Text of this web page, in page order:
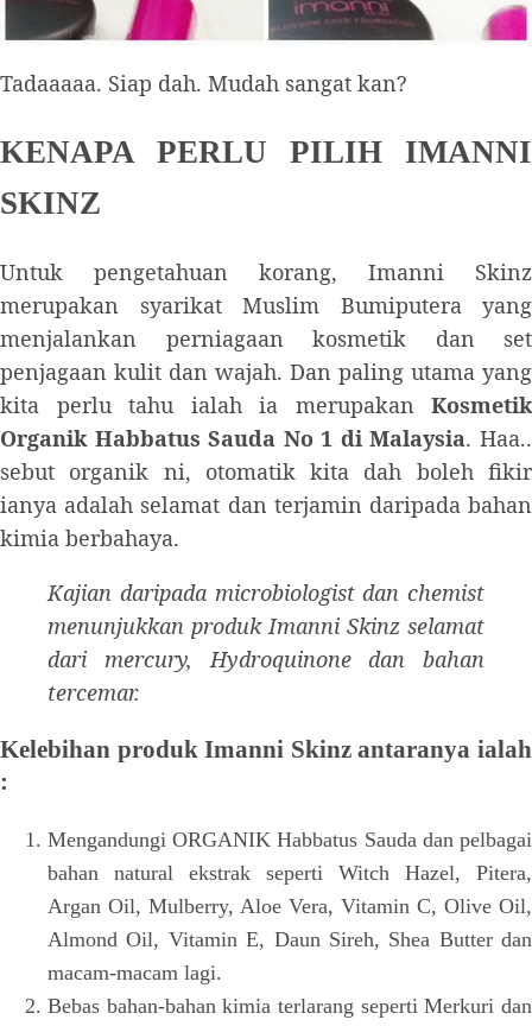
Tadaaaaa. Siap dah. Mudah sangat kan?
KENAPA PERLU PILIH IMANNI
SKINZ
Untuk pengetahuan korang, Imanni Skinz
merupakan syarikat Muslim Bumiputera yang
menjalankan perniagaan kosmetik dan set
penjagaan kulit dan wajah. Dan paling utama yang
kita perlu tahu ialah ia merupakan Kosmetik
Organik Habbatus Sauda No 1 di Malaysia. Haa..
sebut organik ni, otomatik kita dah boleh fikir
ianya adalah selamat dan terjamin daripada bahan
kimia berbahaya.
Kajian daripada microbiologist dan chemist
menunjukkan produk Imanni Skinz selamat
dari mercury, Hydroquinone dan bahan
tercemar.
Kelebihan produk Imanni Skinz antaranya ialah
:
Mengandungi ORGANIK Habbatus Sauda dan pelbagai
bahan natural ekstrak seperti Witch Hazel, Pitera,
Argan Oil, Mulberry, Aloe Vera, Vitamin C, Olive Oil,
Almond Oil, Vitamin E, Daun Sireh, Shea Butter dan
macam-macam lagi.
Bebas bahan-bahan kimia terlarang seperti Merkuri dan